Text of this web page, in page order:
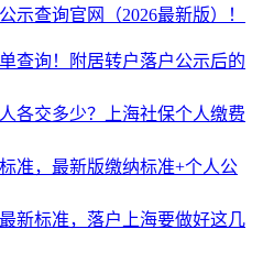
示查询官网（2026最新版）！
查询！附居转户落户公示后的
各交多少？上海社保个人缴费
准，最新版缴纳标准+个人公
新标准，落户上海要做好这几